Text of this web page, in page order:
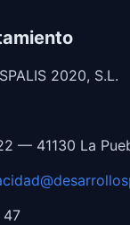
2020, S.L.
— 41130 La
47